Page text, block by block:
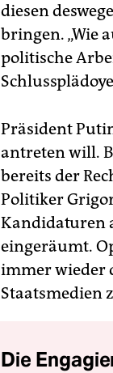
diesen
bringen. „Wie
politische
Präsident
antreten will.
bereits der
Politiker
Kandidaturen
eingeräumt.
immer wieder
Staatsmedien
Die